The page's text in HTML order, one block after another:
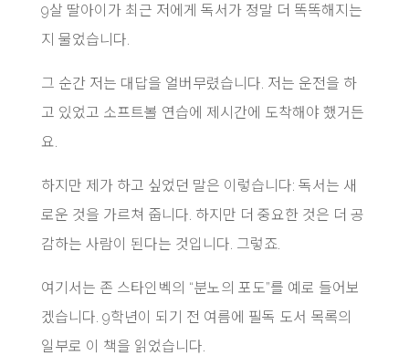
9살 딸아이가 최근 저에게 독서가 정말 더 똑똑해지는
지 물었습니다.
그 순간 저는 대답을 얼버무렸습니다. 저는 운전을 하
고 있었고 소프트볼 연습에 제시간에 도착해야 했거든
요.
하지만 제가 하고 싶었던 말은 이렇습니다: 독서는 새
로운 것을 가르쳐 줍니다. 하지만 더 중요한 것은 더 공
감하는 사람이 된다는 것입니다. 그렇죠.
여기서는 존 스타인벡의 “분노의 포도”를 예로 들어보
겠습니다. 9학년이 되기 전 여름에 필독 도서 목록의
일부로 이 책을 읽었습니다.